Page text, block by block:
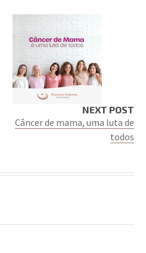
NEXT POST
Câncer de mama, uma luta de
todos